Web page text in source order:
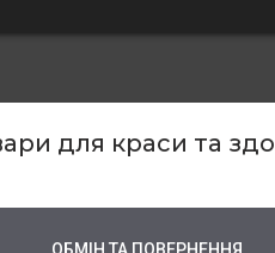
для краси та
ОБМІН ТА ПОВЕРНЕННЯ